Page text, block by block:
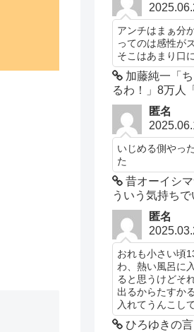
アンチはまぁ分
ってのは感性が
そこはあまり口
加藤純一「
るわ！」8万人
匿名
いじめる側やっ
た
昔オーイシ
ういう気持ち
匿名
おれも小さい頃
わ、熱い風呂に
ると思うけどそ
出るからたすか
入れてうんこし
ひろゆきの